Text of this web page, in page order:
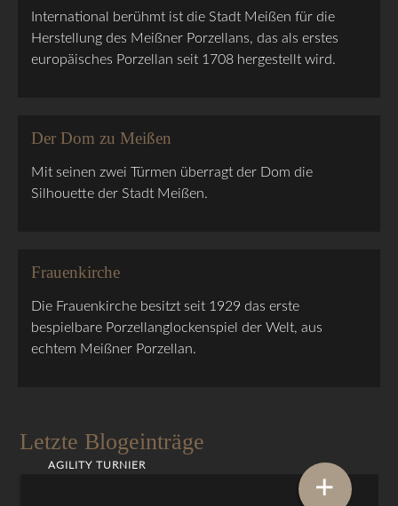
International berühmt ist die Stadt Meißen für die
Herstellung des Meißner Porzellans, das als erstes
europäisches Porzellan seit 1708 hergestellt wird.
Der Dom zu Meißen
Mit seinen zwei Türmen überragt der Dom die
Silhouette der Stadt Meißen.
Frauenkirche
Die Frauenkirche besitzt seit 1929 das erste
bespielbare Porzellanglockenspiel der Welt, aus
echtem Meißner Porzellan.
Letzte Blogeinträge
AGILITY TURNIER
+